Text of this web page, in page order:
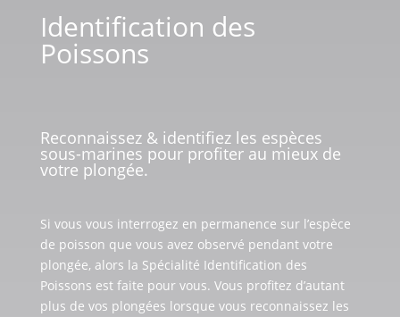
Identification des
Poissons
Reconnaissez & identifiez les espèces
sous-marines pour profiter au mieux de
votre plongée.
Si vous vous interrogez en permanence sur l’espèce
de poisson que vous avez observé pendant votre
plongée, alors la Spécialité Identification des
Poissons est faite pour vous. Vous profitez d’autant
plus de vos plongées lorsque vous reconnaissez les